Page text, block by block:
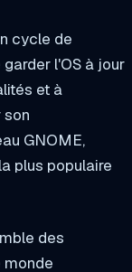
cycle de
l'OS à jour
et à
son
GNOME,
plus populaire
des
monde